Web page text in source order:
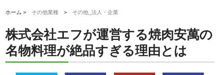
ホーム > その他業種 > その他_法人・企業
株式会社エフが運営する焼肉安萬の
名物料理が絶品すぎる理由とは